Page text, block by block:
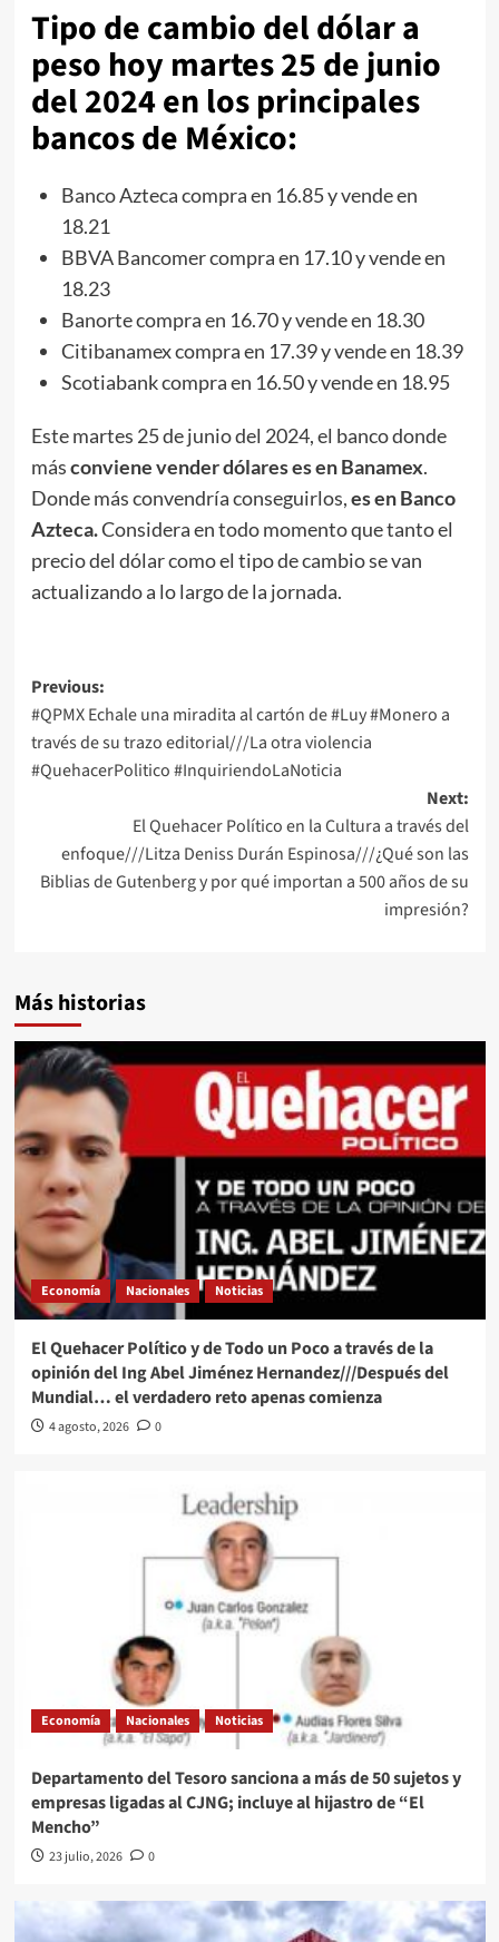
Tipo de cambio del dólar a
peso hoy martes 25 de junio
del 2024 en los principales
bancos de México:
Banco Azteca compra en 16.85 y vende en
18.21
BBVA Bancomer compra en 17.10 y vende en
18.23
Banorte compra en 16.70 y vende en 18.30
Citibanamex compra en 17.39 y vende en 18.39
Scotiabank compra en 16.50 y vende en 18.95
Este martes 25 de junio del 2024, el banco donde
másconviene vender dólares es en Banamex.
Donde más convendría conseguirlos,es en Banco
Azteca.Considera en todo momento que tanto el
precio del dólar como el tipo de cambio se van
actualizando a lo largo de la jornada.
Post
navigation
Previous:
#QPMX Echale una miradita al cartón de #Luy #Monero a
través de su trazo editorial///La otra violencia
#QuehacerPolitico #InquiriendoLaNoticia
Next:
El Quehacer Político en la Cultura a través del
enfoque///Litza Deniss Durán Espinosa///¿Qué son las
Biblias de Gutenberg y por qué importan a 500 años de su
impresión?
Más historias
Economía Nacionales Noticias
El Quehacer Político y de Todo un Poco a través de la
opinión del Ing Abel Jiménez Hernandez///Después del
Mundial… el verdadero reto apenas comienza
4 agosto, 2026 0
Economía Nacionales Noticias
Departamento del Tesoro sanciona a más de 50 sujetos y
empresas ligadas al CJNG; incluye al hijastro de “El
Mencho”
23 julio, 2026 0